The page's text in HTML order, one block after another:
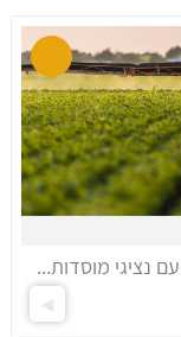
נציגי מוסדות...